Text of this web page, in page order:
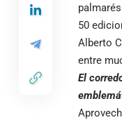
50
Alberto
entre
El